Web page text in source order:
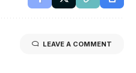
LEAVE A COMMENT